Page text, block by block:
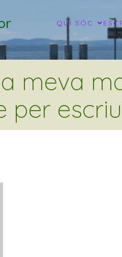
QUI SÓC
meva
per